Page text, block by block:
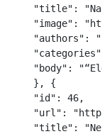
"title" : "
"image" : "
"authors" : "
"categories"
"body" : "
},
{
"id " : 46,
"url " : "
"title" : "